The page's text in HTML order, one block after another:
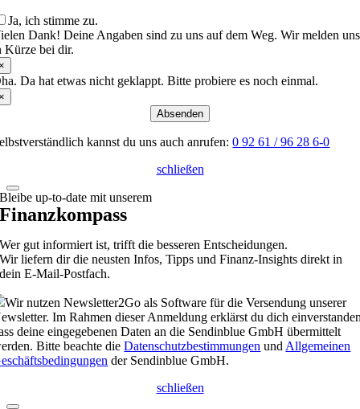
Ja, ich stimme zu.
Dank! Deine Angaben sind zu uns auf dem Weg. Wir melden uns
Kürze bei dir.
Da hat etwas nicht geklappt. Bitte probiere es noch einmal.
Absenden
kannst du uns auch anrufen:0 92 61 / 96 28 6-0
schließen
Bleibe up-to-date mit unserem
Finanzkompass
Wer gut informiert ist, trifft die besseren Entscheidungen.
Wir liefern dir die neusten Infos, Tipps und Finanz-Insights direkt in
dein E-Mail-Postfach.
Wir nutzen Newsletter2Go als Software für die Versendung unserer
Im Rahmen dieser Anmeldung erklärst du dich
deine eingegebenen Daten an die Sendinblue GmbH übermittelt
Bitte beachte dieDatenschutzbestimmungen undAllgemeinen
der Sendinblue GmbH.
schließen